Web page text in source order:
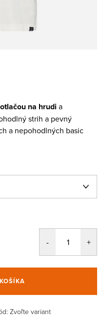
na hrudia
strih a pevný
a nepohodlných basic
Zvoľte variant